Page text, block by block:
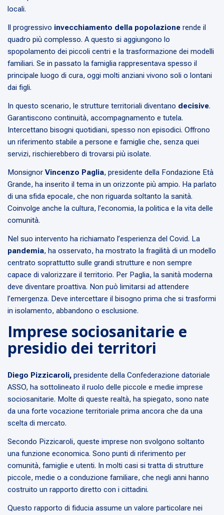
locali.
Il progressivo invecchiamento della popolazione rende il
quadro più complesso. A questo si aggiungono lo
spopolamento dei piccoli centri e la trasformazione dei modelli
familiari. Se in passato la famiglia rappresentava spesso il
principale luogo di cura, oggi molti anziani vivono soli o lontani
dai figli.
In questo scenario, le strutture territoriali diventano decisive.
Garantiscono continuità, accompagnamento e tutela.
Intercettano bisogni quotidiani, spesso non episodici. Offrono
un riferimento stabile a persone e famiglie che, senza quei
servizi, rischierebbero di trovarsi più isolate.
Monsignor Vincenzo Paglia, presidente della Fondazione Età
Grande, ha inserito il tema in un orizzonte più ampio. Ha parlato
di una sfida epocale, che non riguarda soltanto la sanità.
Coinvolge anche la cultura, l’economia, la politica e la vita delle
comunità.
Nel suo intervento ha richiamato l’esperienza del Covid. La
pandemia, ha osservato, ha mostrato la fragilità di un modello
centrato soprattutto sulle grandi strutture e non sempre
capace di valorizzare il territorio. Per Paglia, la sanità moderna
deve diventare proattiva. Non può limitarsi ad attendere
l’emergenza. Deve intercettare il bisogno prima che si trasformi
in isolamento, abbandono o esclusione.
Imprese sociosanitarie e
presidio dei territori
Diego Pizzicaroli, presidente della Confederazione datoriale
ASSO, ha sottolineato il ruolo delle piccole e medie imprese
sociosanitarie. Molte di queste realtà, ha spiegato, sono nate
da una forte vocazione territoriale prima ancora che da una
scelta di mercato.
Secondo Pizzicaroli, queste imprese non svolgono soltanto
una funzione economica. Sono punti di riferimento per
comunità, famiglie e utenti. In molti casi si tratta di strutture
piccole, medie o a conduzione familiare, che negli anni hanno
costruito un rapporto diretto con i cittadini.
Questo rapporto di fiducia assume un valore particolare nei